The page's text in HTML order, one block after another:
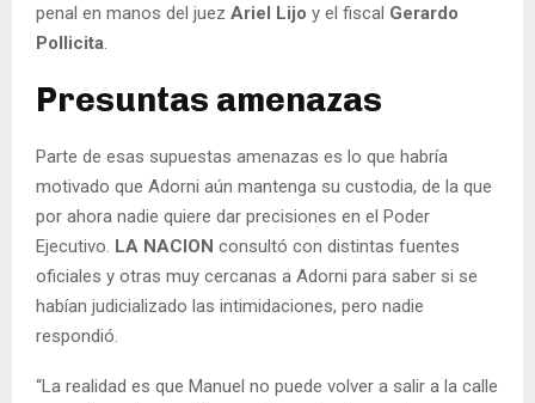
penal en manos del juez Ariel Lijo y el fiscal Gerardo
Pollicita.
Presuntas amenazas
Parte de esas supuestas amenazas es lo que habría
motivado que Adorni aún mantenga su custodia, de la que
por ahora nadie quiere dar precisiones en el Poder
Ejecutivo. LA NACION consultó con distintas fuentes
oficiales y otras muy cercanas a Adorni para saber si se
habían judicializado las intimidaciones, pero nadie
respondió.
“La realidad es que Manuel no puede volver a salir a la calle